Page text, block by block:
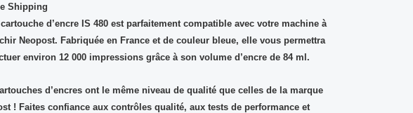
Shipping
d’encre IS 480 est parfaitement compatible avec votre machine à
Neopost. Fabriquée en France et de couleur bleue, elle vous permettra
environ 12 000 impressions grâce à son volume d’encre de 84 ml .
d’encres ont le même niveau de qualité que celles de la marque
! Faites confiance aux contrôles qualité, aux tests de performance et